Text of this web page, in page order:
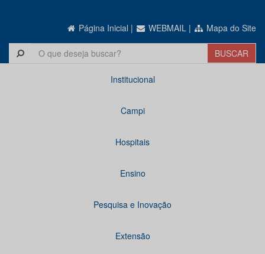
Página Inicial | WEBMAIL | Mapa do Site
Institucional
Campi
Hospitais
Ensino
Pesquisa e Inovação
Extensão